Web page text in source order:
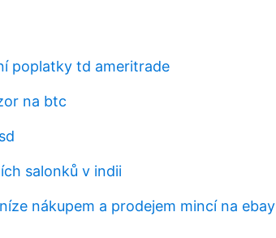
poplatky td ameritrade
na btc
salonků v indii
nákupem a prodejem mincí na ebay